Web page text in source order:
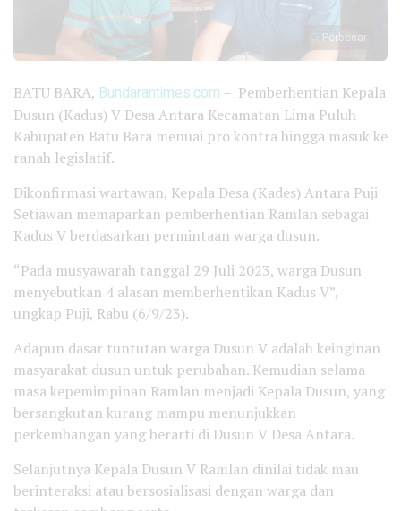
Perbesar
BATU BARA, Bundarantimes.com – Pemberhentian Kepala
Dusun (Kadus) V Desa Antara Kecamatan Lima Puluh
Kabupaten Batu Bara menuai pro kontra hingga masuk ke
ranah legislatif.
Dikonfirmasi wartawan, Kepala Desa (Kades) Antara Puji
Setiawan memaparkan pemberhentian Ramlan sebagai
Kadus V berdasarkan permintaan warga dusun.
“Pada musyawarah tanggal 29 Juli 2023, warga Dusun
menyebutkan 4 alasan memberhentikan Kadus V”,
ungkap Puji, Rabu (6/9/23).
Adapun dasar tuntutan warga Dusun V adalah keinginan
masyarakat dusun untuk perubahan. Kemudian selama
masa kepemimpinan Ramlan menjadi Kepala Dusun, yang
bersangkutan kurang mampu menunjukkan
perkembangan yang berarti di Dusun V Desa Antara.
Selanjutnya Kepala Dusun V Ramlan dinilai tidak mau
berinteraksi atau bersosialisasi dengan warga dan